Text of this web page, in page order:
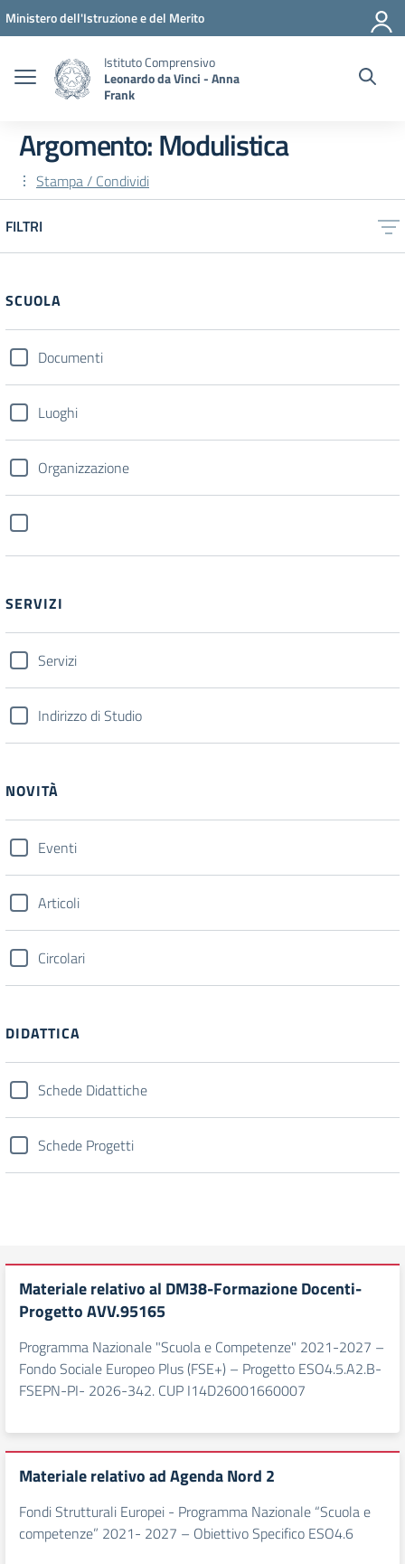
Vai ai contenuti
Vai al menu di navigazione
Vai al footer
Ministero dell'Istruzione e del Merito
Istituto Comprensivo
Leonardo da Vinci - Anna
Frank
Argomento: Modulistica
Stampa / Condividi
FILTRI
SCUOLA
Documenti
Luoghi
Organizzazione
SERVIZI
Servizi
Indirizzo di Studio
NOVITÀ
Eventi
Articoli
Circolari
DIDATTICA
Schede Didattiche
Schede Progetti
Materiale relativo al DM38-Formazione Docenti-
Progetto AVV.95165
Programma Nazionale "Scuola e Competenze" 2021-2027 –
Fondo Sociale Europeo Plus (FSE+) – Progetto ESO4.5.A2.B-
FSEPN-PI- 2026-342. CUP I14D26001660007
Materiale relativo ad Agenda Nord 2
Fondi Strutturali Europei - Programma Nazionale “Scuola e
competenze” 2021- 2027 – Obiettivo Specifico ESO4.6